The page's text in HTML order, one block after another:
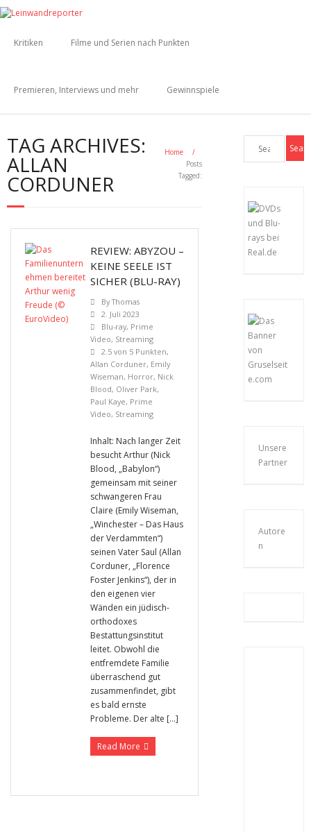
Kritiken Filme und Serien nach Punkten
Premieren, Interviews und mehr Gewinnspiele
TAG ARCHIVES:
ALLAN
CORDUNER
Home
/
Posts
Tagged:
REVIEW: ABYZOU –
KEINE SEELE IST
SICHER (BLU-RAY)
ByThomas
2. Juli 2023
Blu-ray, Prime
Video, Streaming
2.5 von 5 Punkten,
Allan Corduner, Emily
Wiseman, Horror, Nick
Blood, Oliver Park,
Paul Kaye, Prime
Video, Streaming
Inhalt: Nach langer Zeit
besucht Arthur (Nick
Blood, „Babylon“)
gemeinsam mit seiner
schwangeren Frau
Claire (Emily Wiseman,
„Winchester – Das Haus
der Verdammten“)
seinen Vater Saul (Allan
Corduner, „Florence
Foster Jenkins“), der in
den eigenen vier
Wänden ein jüdisch-
orthodoxes
Bestattungsinstitut
leitet. Obwohl die
entfremdete Familie
überraschend gut
zusammenfindet, gibt
es bald ernste
Probleme. Der alte […]
Read More
Unsere
Partner
Autore
n